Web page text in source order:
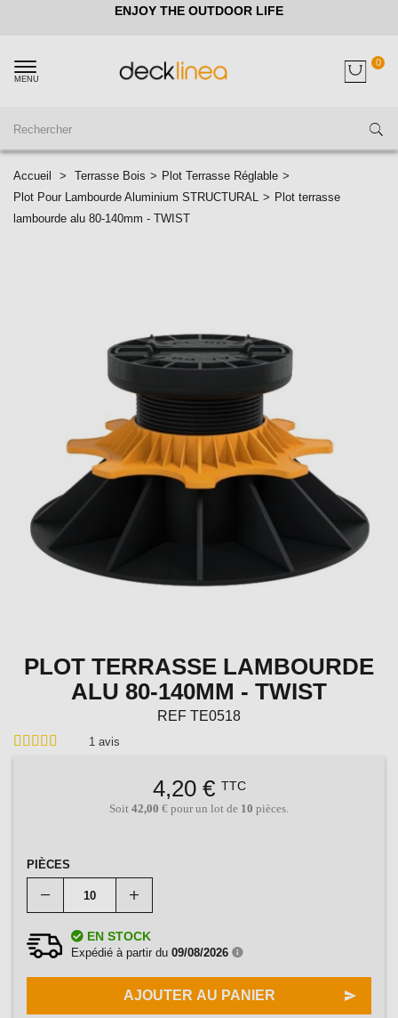
ENJOY THE OUTDOOR LIFE
MENU
0
Accueil > Terrasse Bois > Plot Terrasse Réglable >
Plot Pour Lambourde Aluminium STRUCTURAL > Plot terrasse
lambourde alu 80-140mm - TWIST
PLOT TERRASSE LAMBOURDE
ALU 80-140MM - TWIST
REF TE0518
1 avis
4,20 € TTC
Soit 42,00 € pour un lot de 10 pièces.
PIÈCES
EN STOCK
Expédié à partir du 09/08/2026
AJOUTER AU PANIER